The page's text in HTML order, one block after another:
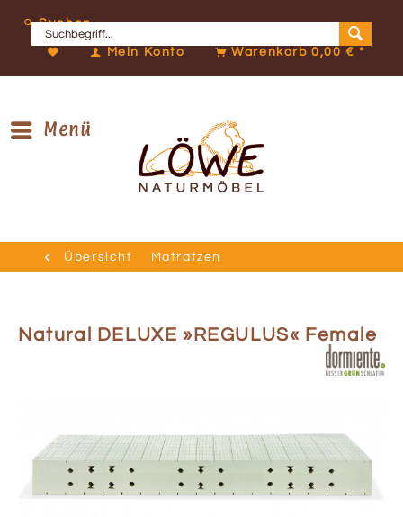
Suchen
Mein Konto Warenkorb0,00 € *
Menü
Übersicht Matratzen
Natural DELUXE »REGULUS« Female